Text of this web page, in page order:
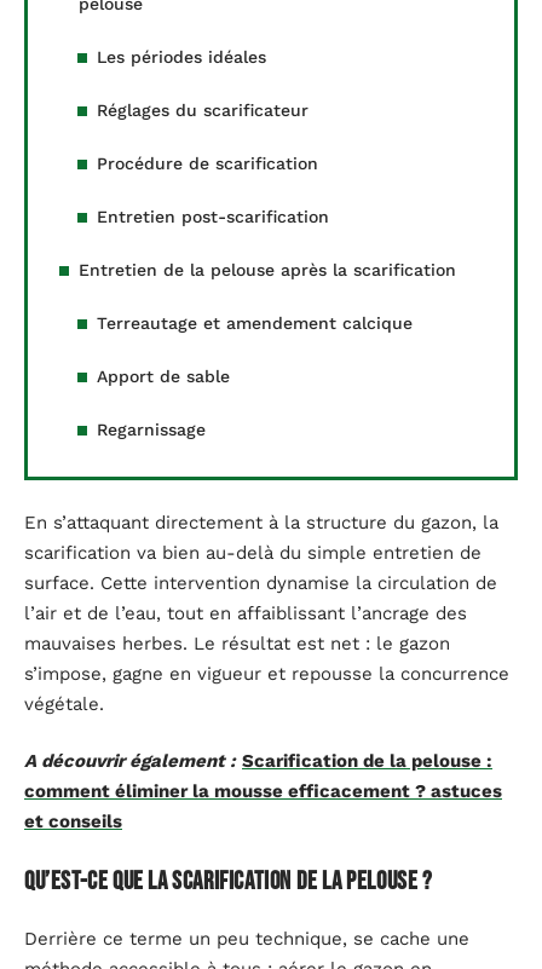
pelouse
Les périodes idéales
Réglages du scarificateur
Procédure de scarification
Entretien post-scarification
Entretien de la pelouse après la scarification
Terreautage et amendement calcique
Apport de sable
Regarnissage
En s’attaquant directement à la structure du gazon, la
scarification va bien au-delà du simple entretien de
surface. Cette intervention dynamise la circulation de
l’air et de l’eau, tout en affaiblissant l’ancrage des
mauvaises herbes. Le résultat est net : le gazon
s’impose, gagne en vigueur et repousse la concurrence
végétale.
A découvrir également : Scarification de la pelouse :
comment éliminer la mousse efficacement ? astuces
et conseils
Qu’est-ce que la scarification de la pelouse ?
Derrière ce terme un peu technique, se cache une